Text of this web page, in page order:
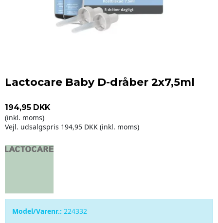
Lactocare Baby D-dråber 2x7,5ml
194,95 DKK
(inkl. moms)
Vejl. udsalgspris 194,95 DKK (inkl. moms)
Model/Varenr.: 224332